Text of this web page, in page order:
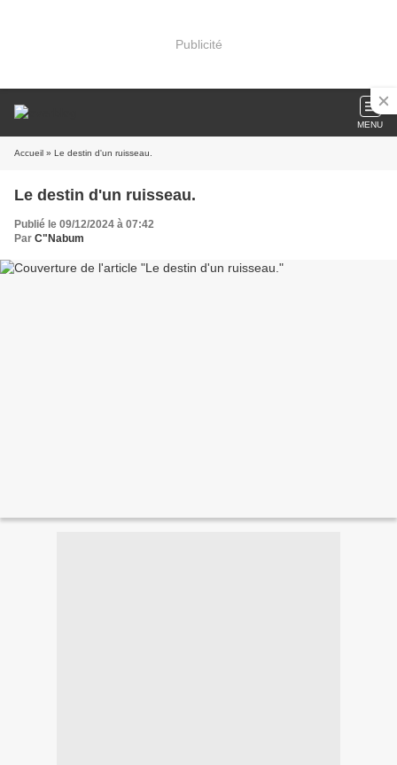
Publicité
MENU
Accueil » Le destin d'un ruisseau.
Le destin d'un ruisseau.
Publié le 09/12/2024 à 07:42
Par C"Nabum